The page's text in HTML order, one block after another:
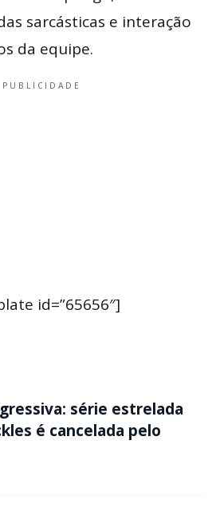
sarcásticas e interação
da equipe.
PUBLICIDADE
id=”65656″]
série estrelada
é cancelada pelo